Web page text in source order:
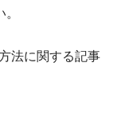
法に関する記事